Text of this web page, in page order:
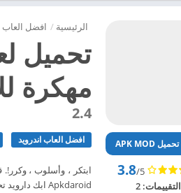
الرئيسية / افضل العاب
مهكرة
2.4
افضل العاب اندرويد
Apkdaroid ابك دارويد تحميل لعبة Toca Hair Salon 4 مهكرة للاندرويد 2024 – ابك دارويد
تحميل APK MOD
3.8/5
التقييمات:2